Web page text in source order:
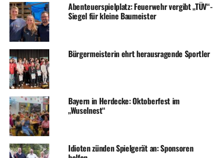
Abenteuerspielplatz: Feuerwehr vergibt „TÜV“-
Siegel für kleine Baumeister
Bürgermeisterin ehrt herausragende Sportler
Bayern in Herdecke: Oktoberfest im
„Wuselnest“
Idioten zünden Spielgerät an: Sponsoren